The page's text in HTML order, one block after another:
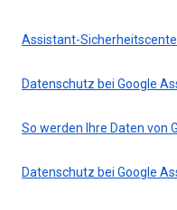
Assistant-
Datenschutz bei Google
So werden Ihre Daten von
Datenschutz bei Google